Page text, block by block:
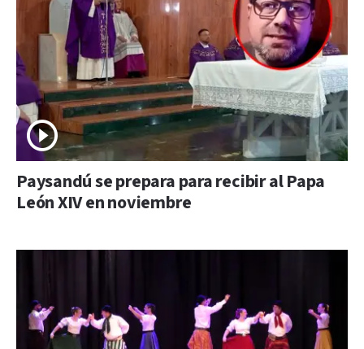
Paysandú se prepara para recibir al Papa
León XIV en noviembre